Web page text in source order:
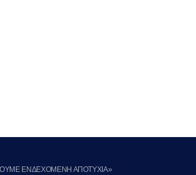
ΕΝΔΕΧΟΜΕΝΗ ΑΠΟΤΥΧΙΑ»